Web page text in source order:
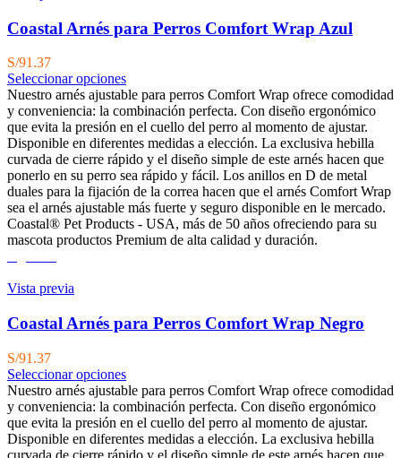
Coastal Arnés para Perros Comfort Wrap Azul
S/91.37
Seleccionar opciones
Nuestro arnés ajustable para perros Comfort Wrap ofrece comodidad
y conveniencia: la combinación perfecta. Con diseño ergonómico
que evita la presión en el cuello del perro al momento de ajustar.
Disponible en diferentes medidas a elección. La exclusiva hebilla
curvada de cierre rápido y el diseño simple de este arnés hacen que
ponerlo en su perro sea rápido y fácil. Los anillos en D de metal
duales para la fijación de la correa hacen que el arnés Comfort Wrap
sea el arnés ajustable más fuerte y seguro disponible en le mercado.
Coastal® Pet Products - USA, más de 50 años ofreciendo para su
mascota productos Premium de alta calidad y duración.
Vista previa
Coastal Arnés para Perros Comfort Wrap Negro
S/91.37
Seleccionar opciones
Nuestro arnés ajustable para perros Comfort Wrap ofrece comodidad
y conveniencia: la combinación perfecta. Con diseño ergonómico
que evita la presión en el cuello del perro al momento de ajustar.
Disponible en diferentes medidas a elección. La exclusiva hebilla
curvada de cierre rápido y el diseño simple de este arnés hacen que